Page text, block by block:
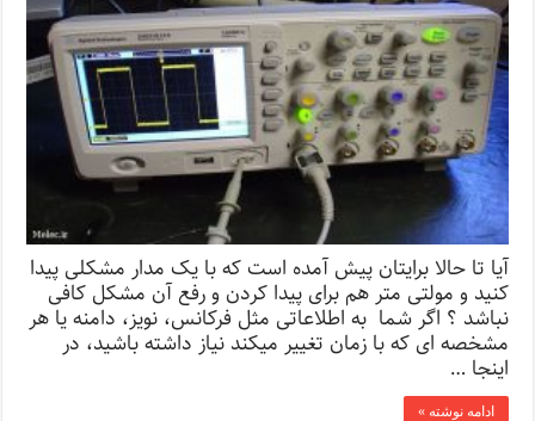
آیا تا حالا برایتان پیش آمده است که با یک مدار مشکلی پیدا
کنید و مولتی متر هم برای پیدا کردن و رفع آن مشکل کافی
نباشد ؟ اگر شما به اطلاعاتی مثل فرکانس، نویز، دامنه یا هر
مشخصه ای که با زمان تغییر میکند نیاز داشته باشید، در
اینجا …
ادامه نوشته »